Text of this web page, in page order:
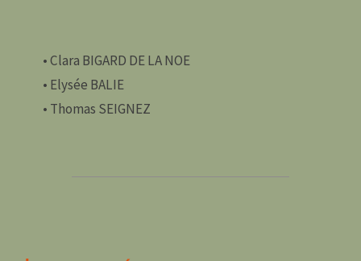
• Clara BIGARD DE LA NOE
• Elysée BALIE
• Thomas SEIGNEZ